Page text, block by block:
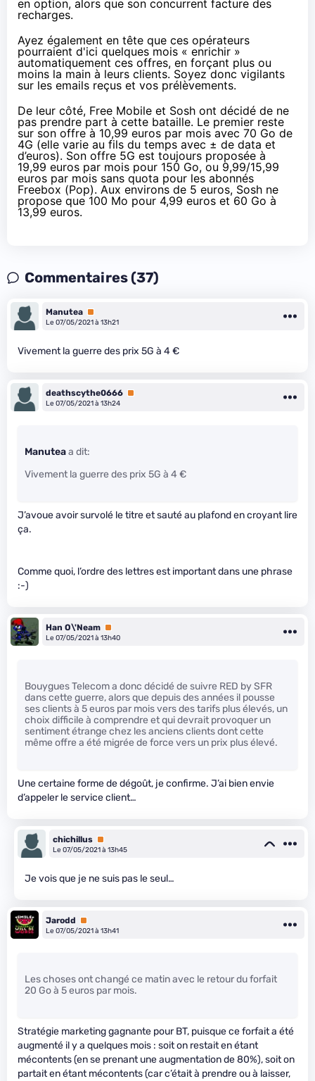
en option, alors que son concurrent facture des
recharges.
Ayez également en tête que ces opérateurs
pourraient d'ici quelques mois « enrichir »
automatiquement ces offres, en forçant plus ou
moins la main à leurs clients. Soyez donc vigilants
sur les emails reçus et vos prélèvements.
De leur côté, Free Mobile et Sosh ont décidé de ne
pas prendre part à cette bataille. Le premier reste
sur son offre à 10,99 euros par mois avec 70 Go de
4G (elle varie au fils du temps avec ± de data et
d’euros). Son offre 5G est toujours proposée à
19,99 euros par mois pour 150 Go, ou 9,99/15,99
euros par mois sans quota pour les abonnés
Freebox (Pop). Aux environs de 5 euros, Sosh ne
propose que 100 Mo pour 4,99 euros et 60 Go à
13,99 euros.
Commentaires (37)
Manutea Premium
Le 07/05/2021 à 13h21
Vivement la guerre des prix 5G à 4 €
deathscythe0666 Premium
Le 07/05/2021 à 13h24
Manuteaa dit:
Vivement la guerre des prix 5G à 4 €
J’avoue avoir survolé le titre et sauté au plafond en croyant lire
ça.
Comme quoi, l’ordre des lettres est important dans une phrase
:-)
Han O\'Neam Premium
Le 07/05/2021 à 13h40
Bouygues Telecom a donc décidé de suivre RED by SFR
dans cette guerre, alors que depuis des années il pousse
ses clients à 5 euros par mois vers des tarifs plus élevés, un
choix difficile à comprendre et qui devrait provoquer un
sentiment étrange chez les anciens clients dont cette
même offre a été migrée de force vers un prix plus élevé.
Une certaine forme de dégoût, je confirme. J’ai bien envie
d’appeler le service client…
chichillus Premium
Le 07/05/2021 à 13h45
Je vois que je ne suis pas le seul…
Jarodd
Premium
Le 07/05/2021 à 13h41
Les choses ont changé ce matin avec le retour du forfait
20 Go à 5 euros par mois.
Stratégie marketing gagnante pour BT, puisque ce forfait a été
augmenté il y a quelques mois : soit on restait en étant
mécontents (en se prenant une augmentation de 80%), soit on
partait en étant mécontents (car c’était à prendre ou à laisser,